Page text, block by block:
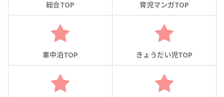
総合TOP 育児マンガTOP
車中泊TOP きょうだい児TOP